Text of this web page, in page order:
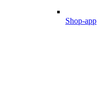
Shop-app